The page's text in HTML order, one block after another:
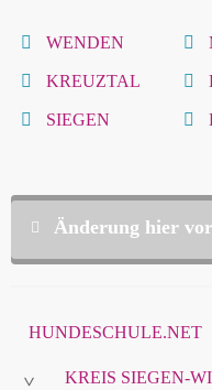
WENDEN
KREUZTAL
SIEGEN
Änderung hier
hundeschule.net
HUNDESCHULE.NET
> KREIS SIEGEN-